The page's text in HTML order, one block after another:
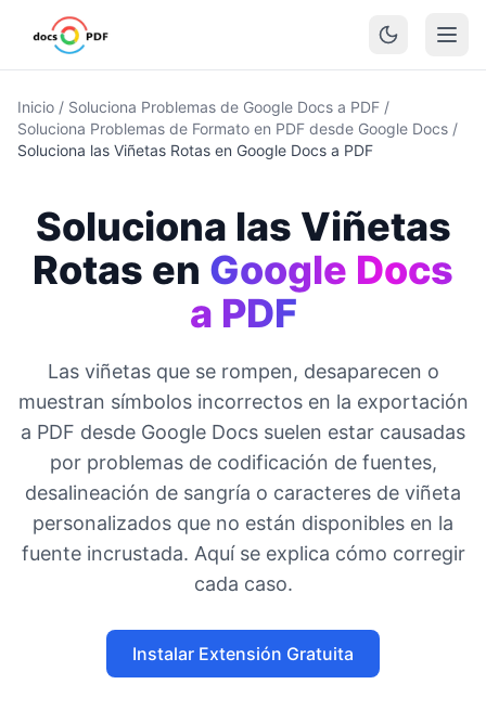
Inicio / Soluciona Problemas de Google Docs a PDF /
Soluciona Problemas de Formato en PDF desde Google Docs /
Soluciona las Viñetas Rotas en Google Docs a PDF
Soluciona las Viñetas
Rotas en Google Docs
a PDF
Las viñetas que se rompen, desaparecen o
muestran símbolos incorrectos en la exportación
a PDF desde Google Docs suelen estar causadas
por problemas de codificación de fuentes,
desalineación de sangría o caracteres de viñeta
personalizados que no están disponibles en la
fuente incrustada. Aquí se explica cómo corregir
cada caso.
Instalar Extensión Gratuita